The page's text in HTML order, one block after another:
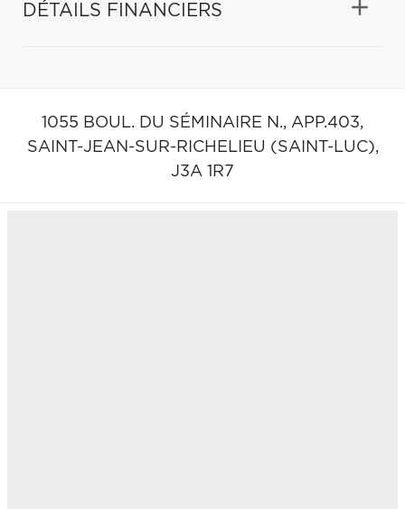
DÉTAILS FINANCIERS
1055 BOUL. DU SÉMINAIRE N., APP.403,
SAINT-JEAN-SUR-RICHELIEU (SAINT-LUC),
J3A 1R7